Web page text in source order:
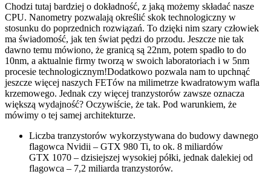
Chodzi tutaj bardziej o dokładność, z jaką możemy składać nasze
CPU. Nanometry pozwalają określić skok technologiczny w
stosunku do poprzednich rozwiązań. To dzięki nim szary człowiek
ma świadomość, jak ten świat pędzi do przodu. Jeszcze nie tak
dawno temu mówiono, że granicą są 22nm, potem spadło to do
10nm, a aktualnie firmy tworzą w swoich laboratoriach i w 5nm
procesie technologicznym!Dodatkowo pozwala nam to upchnąć
jeszcze więcej naszych FETów na milimetrze kwadratowym wafla
krzemowego. Jednak czy więcej tranzystorów zawsze oznacza
większą wydajność? Oczywiście, że tak. Pod warunkiem, że
mówimy o tej samej architekturze.
Liczba tranzystorów wykorzystywana do budowy dawnego
flagowca Nvidii – GTX 980 Ti, to ok. 8 miliardów
GTX 1070 – dzisiejszej wysokiej półki, jednak dalekiej od
flagowca – 7,2 miliarda tranzystorów.